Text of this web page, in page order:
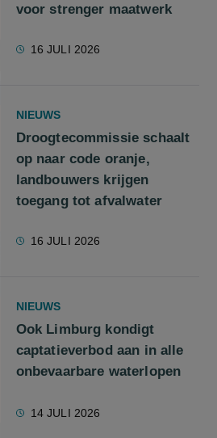
voor strenger maatwerk
16 JULI 2026
NIEUWS
Droogtecommissie schaalt
op naar code oranje,
landbouwers krijgen
toegang tot afvalwater
16 JULI 2026
NIEUWS
Ook Limburg kondigt
captatieverbod aan in alle
onbevaarbare waterlopen
14 JULI 2026